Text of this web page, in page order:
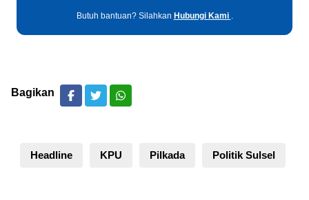
Butuh bantuan? Silahkan Hubungi Kami
Bagikan
Headline KPU Pilkada Politik Sulsel